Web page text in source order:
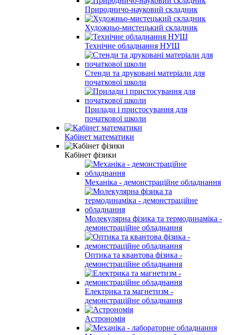
Природничо-науковий складник
Художньо-мистецький складник
Технічне обладнання НУШ
Стенди та друковані матеріали для
початкової школи
Прилади і пристосування для
початкової школи
Кабінет математики
Кабінет фізики
Механіка - демонстраційне обладнання
Молекулярна фізика та термодинаміка -
демонстраційне обладнання
Оптика та квантова фізика -
демонстраційне обладнання
Електрика та магнетизм -
демонстраційне обладнання
Астрономія